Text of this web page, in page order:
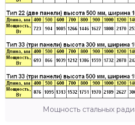
Мощность стальных